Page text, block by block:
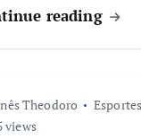
reading
Theodoro Esportes
views